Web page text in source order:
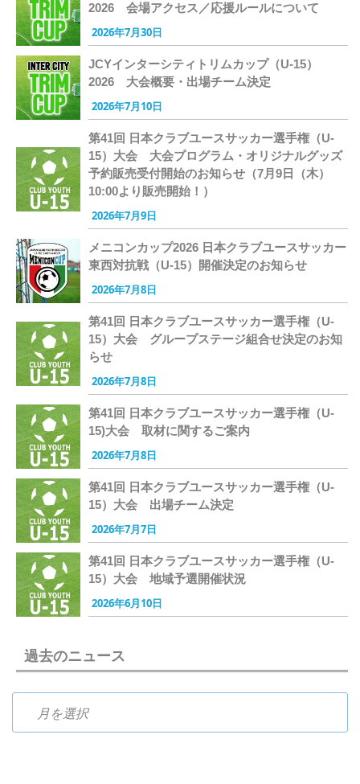
2026 会場アクセス／応援ルールについて
2026年7月30日
JCYインターシティトリムカップ（U-15）
2026 大会概要・出場チーム決定
2026年7月10日
第41回 日本クラブユースサッカー選手権（U-
15）大会 大会プログラム・オリジナルグッズ
予約販売受付開始のお知らせ（7月9日（木）
10:00より販売開始！）
2026年7月9日
メニコンカップ2026 日本クラブユースサッカー
東西対抗戦（U-15）開催決定のお知らせ
2026年7月8日
第41回 日本クラブユースサッカー選手権（U-
15）大会 グループステージ組合せ決定のお知
らせ
2026年7月8日
第41回 日本クラブユースサッカー選手権（U-
15)大会 取材に関するご案内
2026年7月8日
第41回 日本クラブユースサッカー選手権（U-
15）大会 出場チーム決定
2026年7月7日
第41回 日本クラブユースサッカー選手権（U-
15）大会 地域予選開催状況
2026年6月10日
過去のニュース